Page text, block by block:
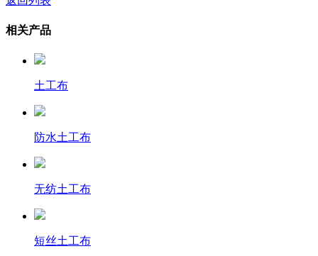
相关产品
土工布
防水土工布
无纺土工布
短丝土工布